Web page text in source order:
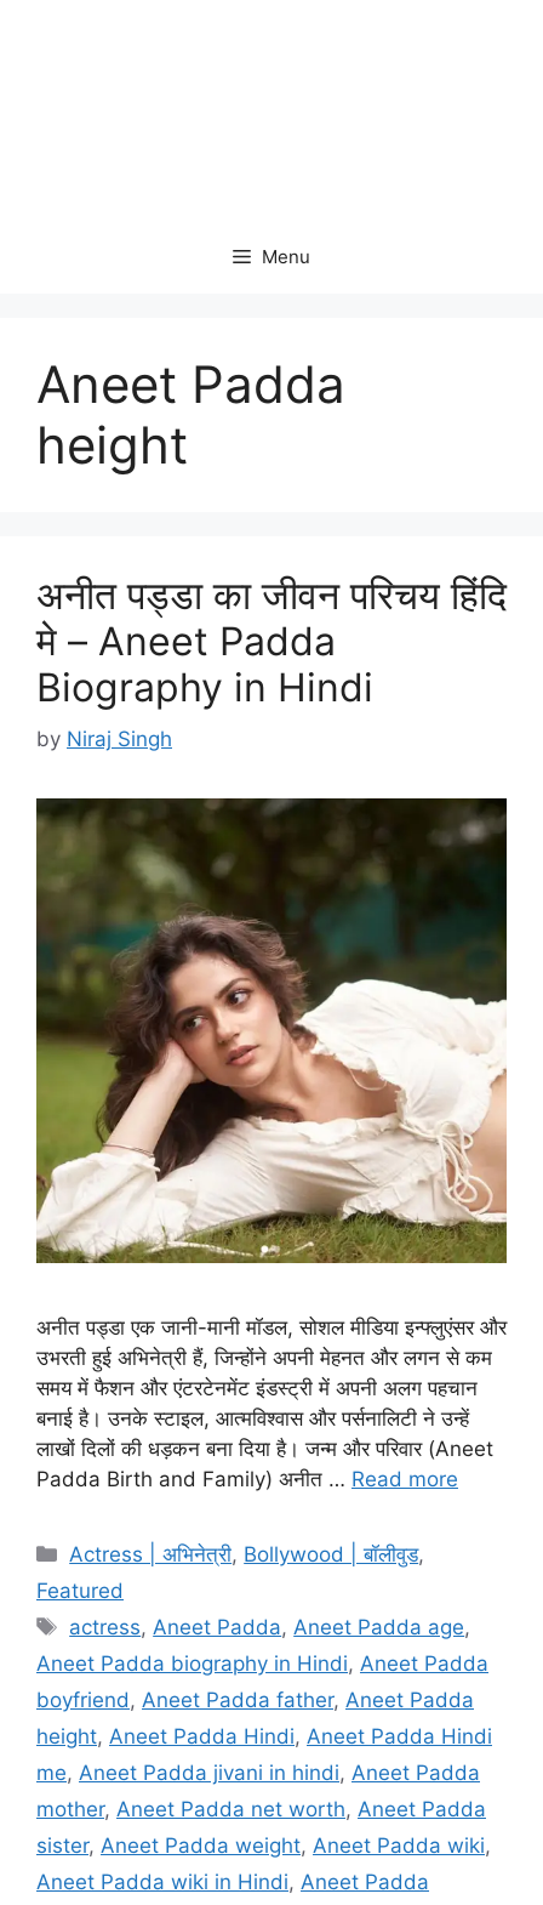
Menu
Aneet Padda
height
अनीत पड्डा का जीवन परिचय हिंदि
मे – Aneet Padda
Biography in Hindi
by Niraj Singh
अनीत पड्डा एक जानी-मानी मॉडल, सोशल मीडिया इन्फ्लुएंसर और
उभरती हुई अभिनेत्री हैं, जिन्होंने अपनी मेहनत और लगन से कम
समय में फैशन और एंटरटेनमेंट इंडस्ट्री में अपनी अलग पहचान
बनाई है। उनके स्टाइल, आत्मविश्वास और पर्सनालिटी ने उन्हें
लाखों दिलों की धड़कन बना दिया है। जन्म और परिवार (Aneet
Padda Birth and Family) अनीत … Read more
Categories
Actress | अभिनेत्री, Bollywood | बॉलीवुड,
Featured
Tags
actress,Aneet Padda,Aneet Padda age,
Aneet Padda biography in Hindi, Aneet Padda
boyfriend, Aneet Padda father, Aneet Padda
height, Aneet Padda Hindi, Aneet Padda Hindi
me, Aneet Padda jivani in hindi, Aneet Padda
mother, Aneet Padda net worth, Aneet Padda
sister, Aneet Padda weight, Aneet Padda wiki,
Aneet Padda wiki in Hindi, Aneet Padda